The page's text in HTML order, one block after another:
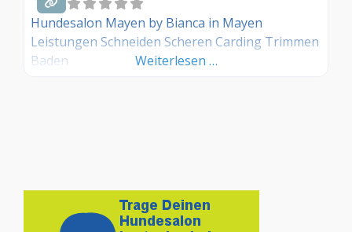
Hundesalon Mayen by Bianca in Mayen
Leistungen Schneiden Scheren Carding Trimmen
Baden
Weiterlesen …